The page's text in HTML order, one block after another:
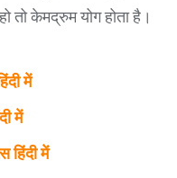
तो केमद्रुम योग होता है।
में
में
हिंदी में